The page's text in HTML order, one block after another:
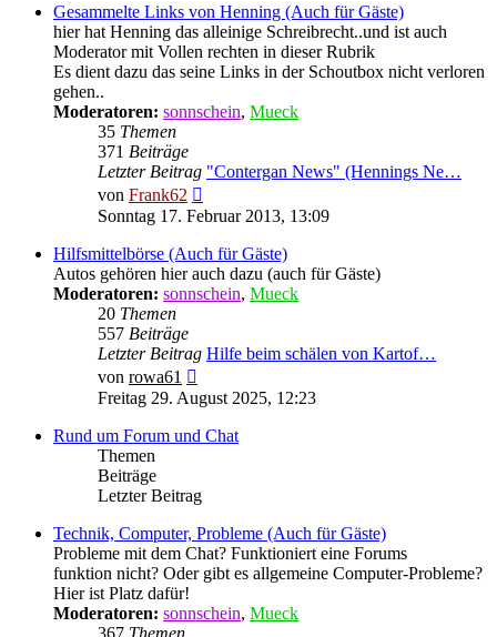
Gesammelte Links von Henning (Auch für Gäste)
hier hat Henning das alleinige Schreibrecht..und ist auch
Moderator mit Vollen rechten in dieser Rubrik
Es dient dazu das seine Links in der Schoutbox nicht verloren
gehen..
Moderatoren: sonnschein, Mueck
35 Themen
371 Beiträge
Letzter Beitrag "Contergan News" (Hennings Ne…
von Frank62
Beitrag
Sonntag 17. Februar 2013, 13:09
Hilfsmittelbörse (Auch für Gäste)
Autos gehören hier auch dazu (auch für Gäste)
Moderatoren: sonnschein, Mueck
20 Themen
557 Beiträge
Letzter Beitrag Hilfe beim schälen von Kartof…
von rowa61
Beitrag
Freitag 29. August 2025, 12:23
Rund um Forum und Chat
Themen
Beiträge
Letzter Beitrag
Technik, Computer, Probleme (Auch für Gäste)
Probleme mit dem Chat? Funktioniert eine Forums
funktion nicht? Oder gibt es allgemeine Computer-Probleme?
Hier ist Platz dafür!
Moderatoren: sonnschein, Mueck
367 Themen